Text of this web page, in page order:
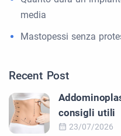
media
Mastopessi senza
Recent Post
consigli utili
23/07/2026